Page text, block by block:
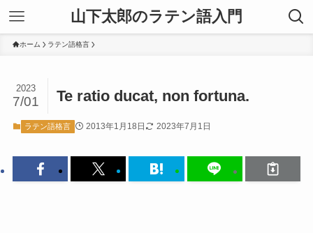
山下太郎のラテン語入門
ホーム ラテン語格言
Te ratio ducat, non fortuna.
2023
7/01
ラテン語格言 2013年1月18日 2023年7月1日